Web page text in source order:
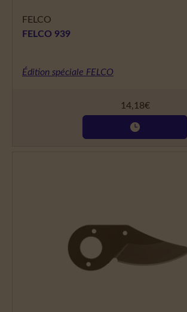
FELCO
FELCO 939
Édition spéciale FELCO
14,18€